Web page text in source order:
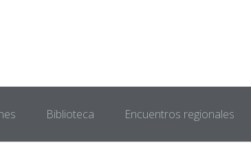
Biblioteca Encuentros regionales